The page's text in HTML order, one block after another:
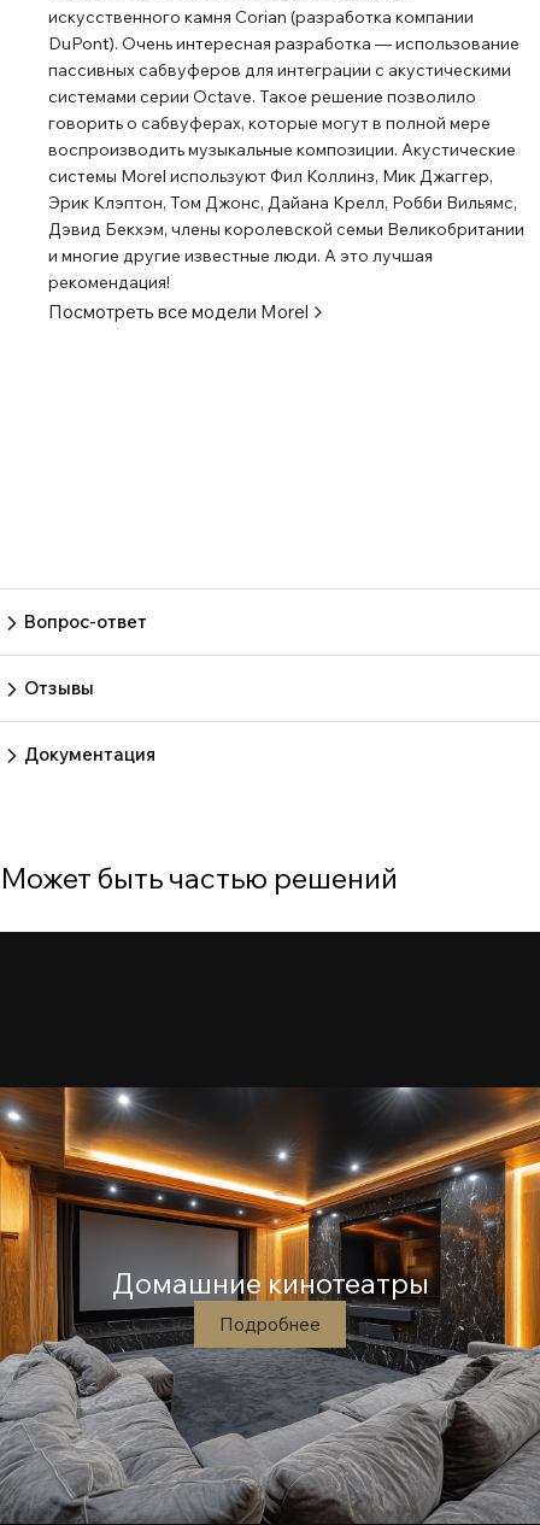
искусственного камня Corian (разработка компании
DuPont). Очень интересная разработка ― использование
пассивных сабвуферов для интеграции с акустическими
системами серии Octave. Такое решение позволило
говорить о сабвуферах, которые могут в полной мере
воспроизводить музыкальные композиции. Акустические
системы Morel используют Фил Коллинз, Мик Джаггер,
Эрик Клэптон, Том Джонс, Дайана Крелл, Робби Вильямс,
Дэвид Бекхэм, члены королевской семьи Великобритании
и многие другие известные люди. А это лучшая
рекомендация!
Посмотреть все модели Morel
Вопрос-ответ
Отзывы
Документация
Может быть частью решений
Домашние кинотеатры
Подробнее